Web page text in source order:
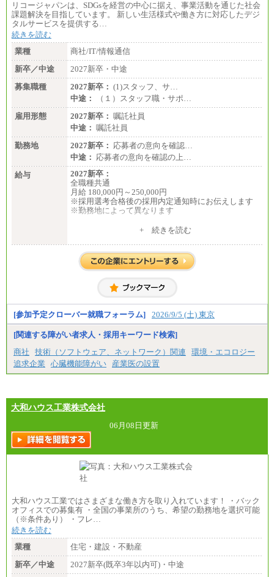
リコージャパンは、SDGsを経営の中心に据え、事業活動を通じた社会
課題解決を目指しています。 新しい生活様式や働き方に対応したデジ
タルサービスを提供する…
続きを読む
業種
商社/IT/情報通信
新卒／中途
2027新卒・中途
募集職種
2027新卒： (1)スタッフ、サ…
中途：
（１）スタッフ職・サポ…
雇用形態
2027新卒： 嘱託社員
中途： 嘱託社員
勤務地
2027新卒： 応募者の意向を確認…
中途： 応募者の意向を確認の上…
給与
2027新卒：
全職種共通
月給 180,000円～250,000円
※採用選考合格後の採用内定通知時にお伝えします
※勤務地によって異なります
月給 200,000円～250,000円
入社時の処遇は経験・能力を考慮の上、当社規程に
より決定します。
お伝えします。
+ 続きを読む
[参加予定クローバー就職フォーラム] 2026/9/5 (土) 東京
[関連する障がい者求人・採用キーワード検索]
商社
技術（ソフトウェア、ネットワーク）関連
環境・エコロジー
追求企業
心臓機能障がい 産業医の設置
大和ハウス工業株式会社
06月08日更新
大和ハウス工業ではさまざまな働き方を取り入れています！ ・バック
オフィスでの募集有 ・全国の事業所のうち、希望の勤務地を選択可能
（※条件あり） ・フレ…
続きを読む
業種
住宅・建設・不動産
新卒／中途
2027新卒(既卒3年以内可)・中途